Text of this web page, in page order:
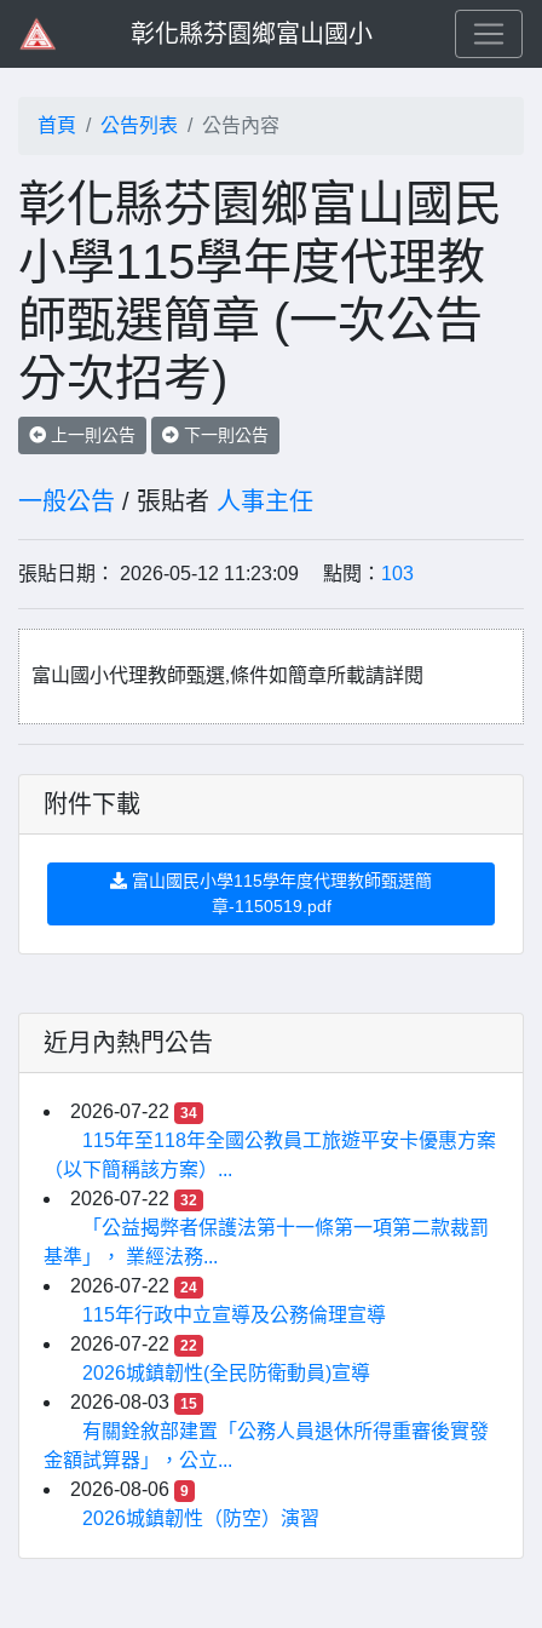
彰化縣芬園鄉富山國小
首頁 公告列表 公告內容
彰化縣芬園鄉富山國民
小學115學年度代理教
師甄選簡章 (一次公告
分次招考)
上一則公告 下一則公告
一般公告 / 張貼者 人事主任
張貼日期： 2026-05-12 11:23:09 點閱： 103
富山國小代理教師甄選,條件如簡章所載請詳閱
附件下載
富山國民小學115學年度代理教師甄選簡
章-1150519.pdf
近月內熱門公告
2026-07-22 34
115年至118年全國公教員工旅遊平安卡優惠方案
（以下簡稱該方案）...
2026-07-22
32
「公益揭弊者保護法第十一條第一項第二款裁罰
基準」， 業經法務...
2026-07-22
24
115年行政中立宣導及公務倫理宣導
2026-07-22
22
2026城鎮韌性(全民防衛動員)宣導
2026-08-03
15
有關銓敘部建置「公務人員退休所得重審後實發
金額試算器」，公立...
2026-08-06
9
2026城鎮韌性（防空）演習